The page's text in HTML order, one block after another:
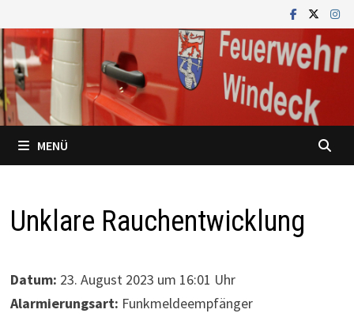
Inhalt
springen
MENÜ
Unklare Rauchentwicklung
Datum: 23. August 2023 um 16:01 Uhr
Alarmierungsart: Funkmeldeempfänger